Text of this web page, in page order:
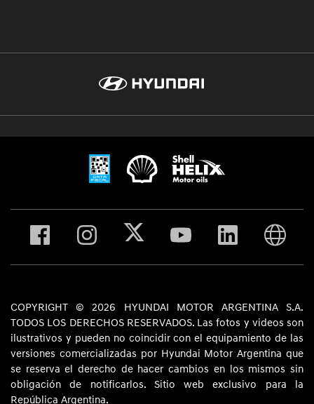
COPYRIGHT © 2026 HYUNDAI MOTOR ARGENTINA S.A.
TODOS LOS DERECHOS RESERVADOS. Las fotos y videos son
ilustrativos y pueden no coincidir con el equipamiento de las
versiones comercializadas por Hyundai Motor Argentina que
se reserva el derecho de hacer cambios en los mismos sin
obligación de notificarlos. Sitio web exclusivo para la
República Argentina.